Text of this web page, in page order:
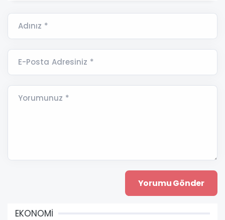
Adınız *
E-Posta Adresiniz *
Yorumunuz *
EKONOMİ